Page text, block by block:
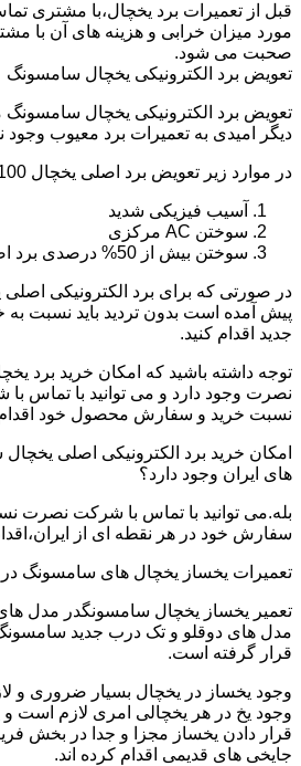
قبل از تعمیرات برد یخچال،با مشتری
مورد میزان خرابی و هزینه های آن با
صحبت می شود.
تعویض برد الکترونیکی یخچال سامسونگ
تعویض برد الکترونیکی یخچال
دیگر امیدی به تعمیرات برد معیوب وجود
در موارد زیر تعویض برد اصلی یخچال 100% می باشد:
آسیب فیزیکی شدید
سوختن AC مرکزی
سوختن بیش از 50% درصدی برد اصلی
در صورتی که برای برد الکترونیکی
پیش آمده است بدون تردید باید نسبت به
جدید اقدام کنید.
توجه داشته باشید که امکان خرید برد
نسبت خرید و سفارش محصول خود اقدام
امکان خرید برد الکترونیکی اصلی
های ایران وجود دارد؟
بله.می توانید با تماس با شرکت نصرت
سفارش خود در هر نقطه ای از
تعمیرات یخساز یخچال های سامسونگ
تعمیر یخساز یخچال سامسونگدر مدل
مدل های دوقلو و تک درب جدید
قرار گرفته است.
وجود یخساز در یخچال بسیار ضروری و
وجود یخ در هر یخچالی امری لازم است
قرار دادن یخساز مجزا و جدا در بخش
جایخی های قدیمی اقدام کرده اند.